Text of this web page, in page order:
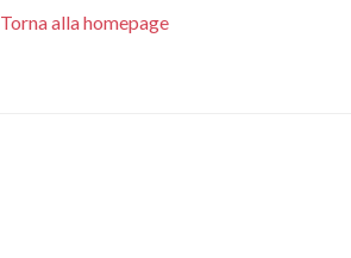
Torna alla homepage